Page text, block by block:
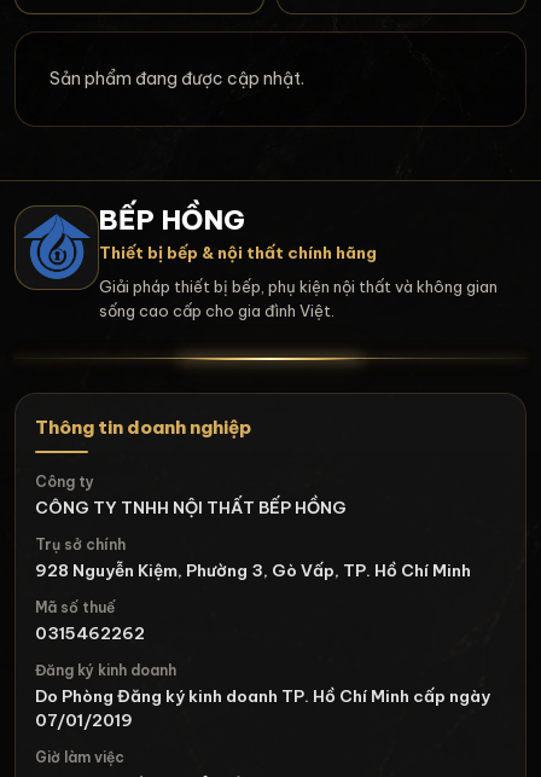
Sản phẩm đang được cập nhật.
BẾP HỒNG
Thiết bị bếp & nội thất chính hãng
Giải pháp thiết bị bếp, phụ kiện nội thất và không gian
sống cao cấp cho gia đình Việt.
Thông tin doanh nghiệp
Công ty
CÔNG TY TNHH NỘI THẤT BẾP HỒNG
Trụ sở chính
928 Nguyễn Kiệm, Phường 3, Gò Vấp, TP. Hồ Chí Minh
Mã số thuế
0315462262
Đăng ký kinh doanh
Do Phòng Đăng ký kinh doanh TP. Hồ Chí Minh cấp ngày
07/01/2019
Giờ làm việc